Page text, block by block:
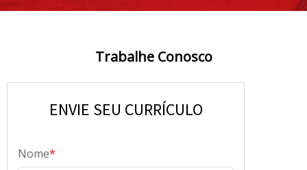
Trabalhe Conosco
ENVIE SEU CURRÍCULO
Nome*